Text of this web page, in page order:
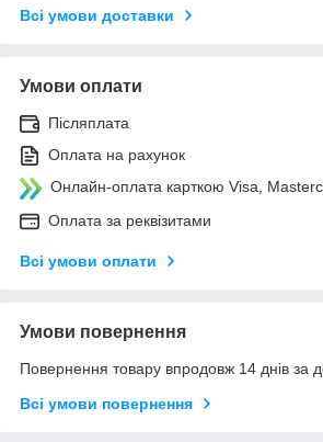
Всі умови доставки
Умови оплати
Післяплата
Оплата на рахунок
Онлайн-оплата карткою Visa,
Оплата за реквізитами
Всі умови оплати
Умови повернення
Повернення товару впродовж 14 днів за
Всі умови повернення